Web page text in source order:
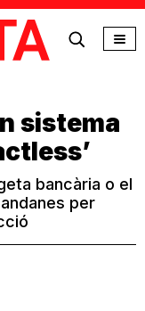
sistema
bancària o el
per